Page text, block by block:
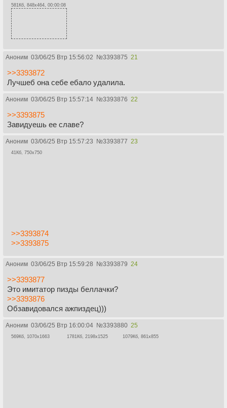
581Кб, 848x464, 00:00:08
Аноним 03/06/25 Втр 15:56:02 №3393875 21
>>3393872
Лучшеб она себе ебало удалила.
Аноним 03/06/25 Втр 15:57:14 №3393876 22
>>3393875
Завидуешь ее славе?
Аноним 03/06/25 Втр 15:57:23 №3393877 23
41Кб, 750x750
>>3393874
>>3393875
Аноним 03/06/25 Втр 15:59:28 №3393879 24
>>3393877
Это имитатор пизды беллачки?
>>3393876
Обзавидовался ажпиздец)))
Аноним 03/06/25 Втр 16:00:04 №3393880 25
569Кб, 1070x1663 1781Кб, 2198x1525 1079Кб, 861x855